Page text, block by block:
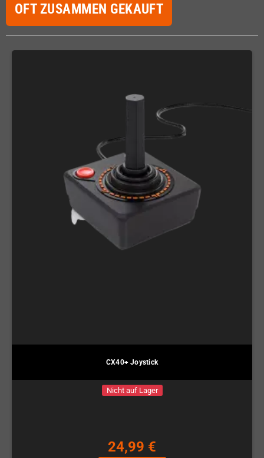
OFT ZUSAMMEN GEKAUFT
CX40+ Joystick
Nicht auf Lager
24,99 €